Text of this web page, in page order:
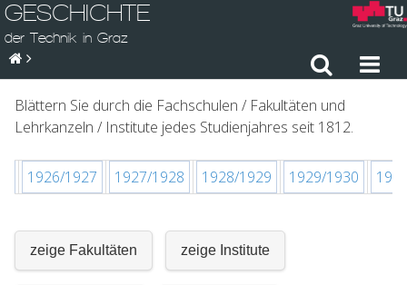
GESCHICHTE
der Technik in Graz
Blättern Sie durch die Fachschulen / Fakultäten und
Lehrkanzeln / Institute jedes Studienjahres seit 1812.
1926/1927 1927/1928 1928/1929 1929/1930
zeige Fakultäten zeige Institute